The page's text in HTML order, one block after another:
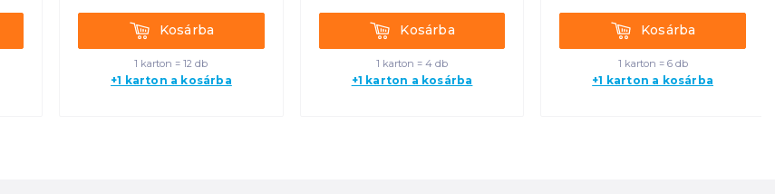
KosárbaKosárba
1 karton = 12 db
+1 karton a kosárba
KosárbaKosárba
1 karton = 4 db
+1 karton a kosárba
KosárbaKosárba
1 karton = 6 db
+1 karton a kosárba